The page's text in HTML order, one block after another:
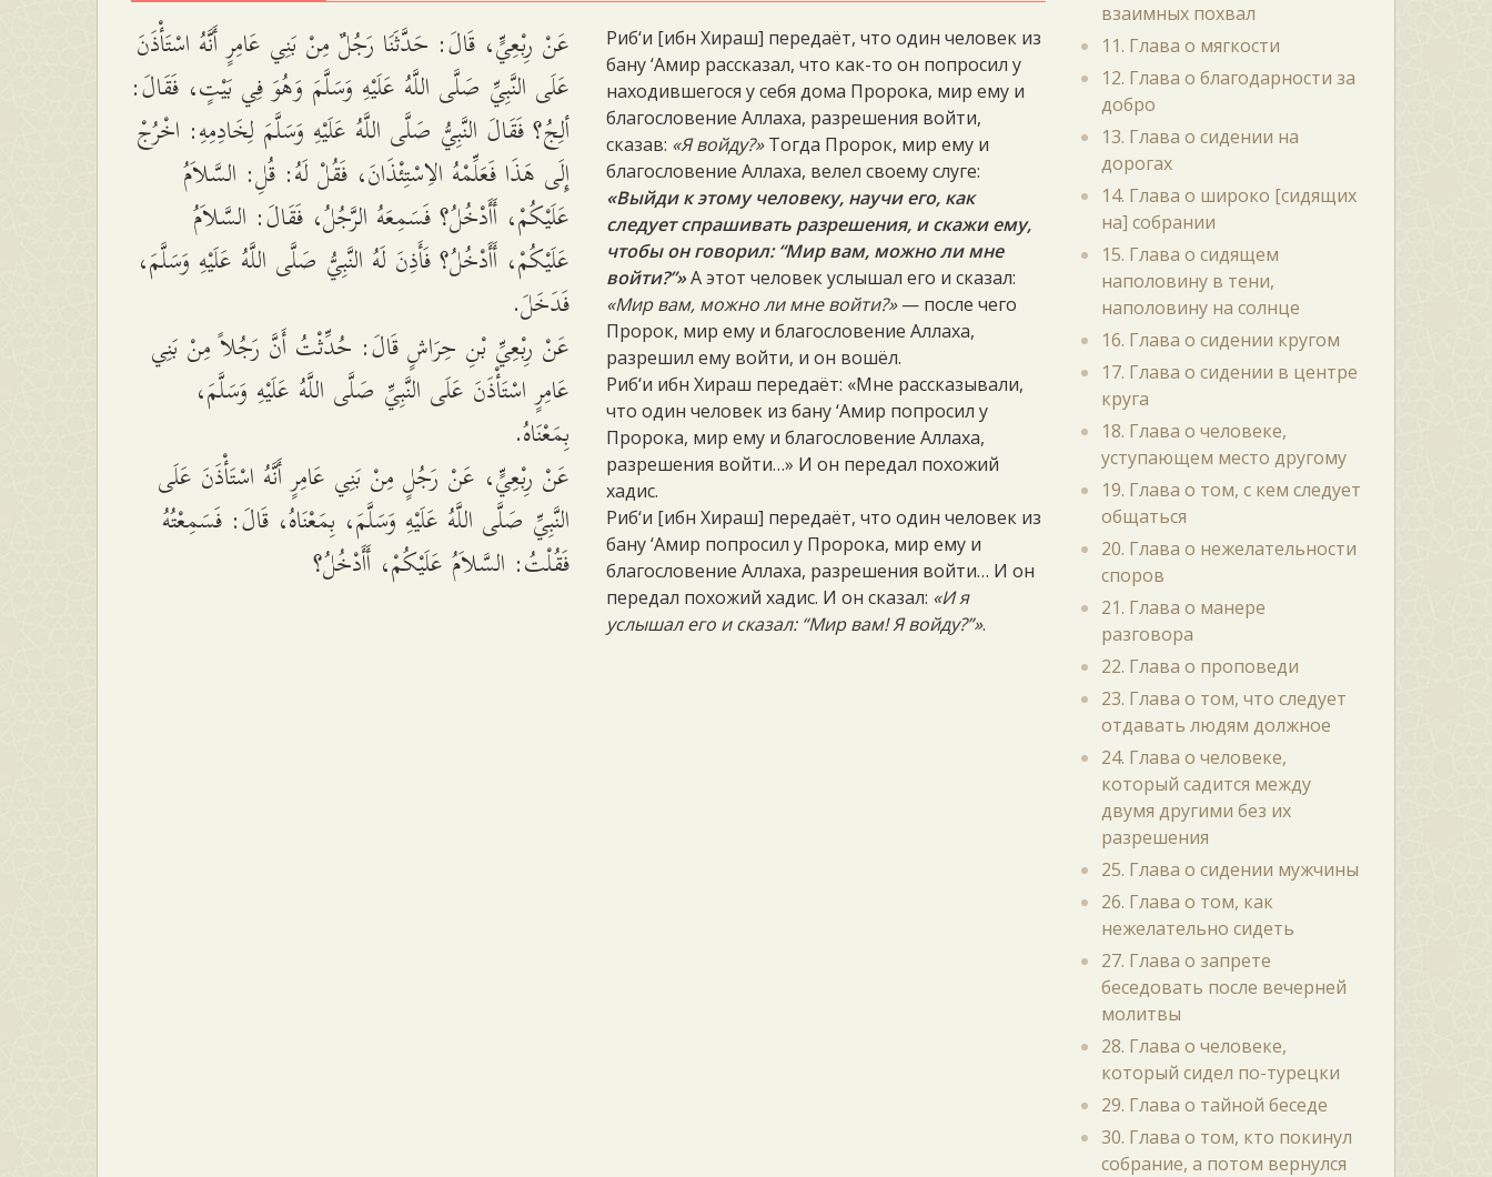
عَنْ رِبْعِيٍّ، قَالَ: حَدَّثَنَا رَجُلٌ مِنْ بَنِي عَامِرٍ أَنَّهُ اسْتَأْذَنَ
عَلَى النَّبِيِّ صَلَّى اللَّهُ عَلَيْهِ وَسَلَّمَ وَهُوَ فِي بَيْتٍ، فَقَالَ:
ألِجُ؟ فَقَالَ النَّبِيُّ صَلَّى اللَّهُ عَلَيْهِ وَسَلَّمَ لِخَادِمِهِ: اخْرُجْ
إِلَى هَذَا فَعَلِّمْهُ الاِسْتِئْذَانَ، فَقُلْ لَهُ: قُلِ: السَّلاَمُ
عَلَيْكُمْ، أَأَدْخُلُ؟ فَسَمِعَهُ الرَّجُلُ، فَقَالَ: السَّلاَمُ
عَلَيْكُمْ، أَأَدْخُلُ؟ فَأَذِنَ لَهُ النَّبِيُّ صَلَّى اللَّهُ عَلَيْهِ وَسَلَّمَ،
فَدَخَلَ.
عَنْ رِبْعِيِّ بْنِ حِرَاشٍ قَالَ: حُدِّثْتُ أَنَّ رَجُلاً مِنْ بَنِي
عَامِرٍ اسْتَأْذَنَ عَلَى النَّبِيِّ صَلَّى اللَّهُ عَلَيْهِ وَسَلَّمَ،
بِمَعْنَاهُ.
عَنْ رِبْعِيٍّ، عَنْ رَجُلٍ مِنْ بَنِي عَامِرٍ أَنَّهُ اسْتَأْذَنَ عَلَى
النَّبِيِّ صَلَّى اللَّهُ عَلَيْهِ وَسَلَّمَ، بِمَعْنَاهُ، قَالَ: فَسَمِعْتُهُ
فَقُلْتُ: السَّلاَمُ عَلَيْكُمْ، أَأَدْخُلُ؟
Риб‘и [ибн Хираш] передаёт, что один человек из
бану ‘Амир рассказал, что как-то он попросил у
находившегося у себя дома Пророка, мир ему и
благословение Аллаха, разрешения войти,
сказав: «Я войду?»Тогда Пророк, мир ему и
благословение Аллаха, велел своему слуге:
«Выйди к этому человеку, научи его, как
следует спрашивать разрешения, и скажи ему,
чтобы он говорил: “Мир вам, можно ли мне
войти?”»А этот человек услышал его и сказал:
«Мир вам, можно ли мне войти?»— после чего
Пророк, мир ему и благословение Аллаха,
разрешил ему войти, и он вошёл.
Риб‘и ибн Хираш передаёт: «Мне рассказывали,
что один человек из бану ‘Амир попросил у
Пророка, мир ему и благословение Аллаха,
разрешения войти…» И он передал похожий
хадис.
Риб‘и [ибн Хираш] передаёт, что один человек из
бану ‘Амир попросил у Пророка, мир ему и
благословение Аллаха, разрешения войти… И он
передал похожий хадис. И он сказал: «И я
услышал его и сказал: “Мир вам! Я войду?”».
взаимных похвал
11. Глава о мягкости
12. Глава о благодарности за
добро
13. Глава о сидении на
дорогах
14. Глава о широко [сидящих
на] собрании
15. Глава о сидящем
наполовину в тени,
наполовину на солнце
16. Глава о сидении кругом
17. Глава о сидении в центре
круга
18. Глава о человеке,
уступающем место другому
19. Глава о том, с кем следует
общаться
20. Глава о нежелательности
споров
21. Глава о манере
разговора
22. Глава о проповеди
23. Глава о том, что следует
отдавать людям должное
24. Глава о человеке,
который садится между
двумя другими без их
разрешения
25. Глава о сидении мужчины
26. Глава о том, как
нежелательно сидеть
27. Глава о запрете
беседовать после вечерней
молитвы
28. Глава о человеке,
который сидел по-турецки
29. Глава о тайной беседе
30. Глава о том, кто покинул
собрание, а потом вернулся